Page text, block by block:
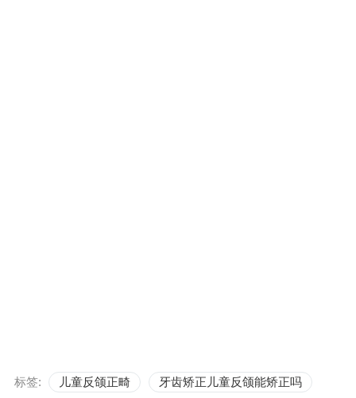
标签: 儿童反颌正畸 牙齿矫正儿童反颌能矫正吗